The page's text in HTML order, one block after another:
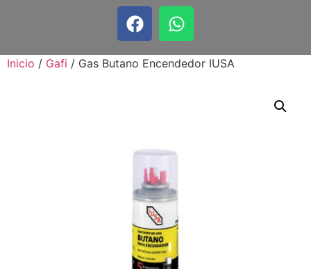
Inicio / Gafi / Gas Butano Encendedor IUSA